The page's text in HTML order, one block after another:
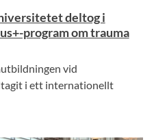
deltog i
program om trauma
vid
i ett internationellt